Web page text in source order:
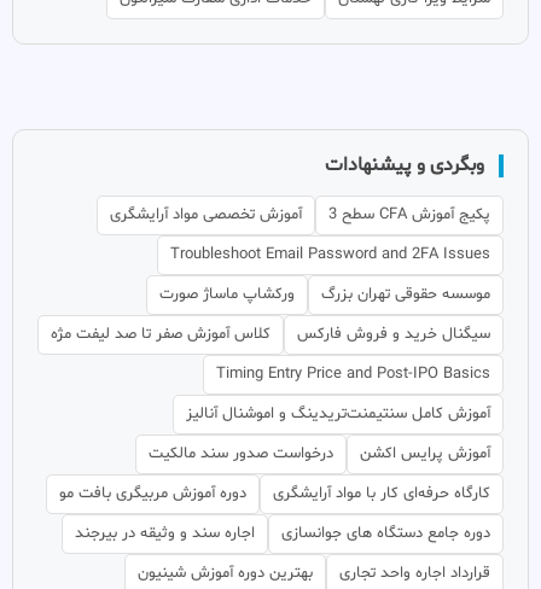
وبگردی و پیشنهادات
پکیج آموزش CFA سطح 3
آموزش تخصصی مواد آرایشگری
Troubleshoot Email Password and 2FA Issues
موسسه حقوقی تهران بزرگ
ورکشاپ ماساژ صورت
سیگنال خرید و فروش فارکس
کلاس آموزش صفر تا صد لیفت مژه
Timing Entry Price and Post-IPO Basics
آموزش کامل سنتیمنت‌تریدینگ و اموشنال آنالیز
آموزش پرایس اکشن
درخواست صدور سند مالکیت
کارگاه حرفه‌ای کار با مواد آرایشگری
دوره آموزش مربیگری بافت مو
دوره جامع دستگاه های جوانسازی
اجاره سند و وثیقه در بیرجند
قرارداد اجاره واحد تجاری
بهترین دوره آموزش شینیون